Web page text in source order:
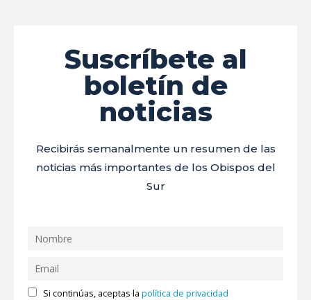
Suscríbete al
boletín de
noticias
Recibirás semanalmente un resumen de las
noticias más importantes de los Obispos del
Sur
Si continúas, aceptas lapolítica de privacidad